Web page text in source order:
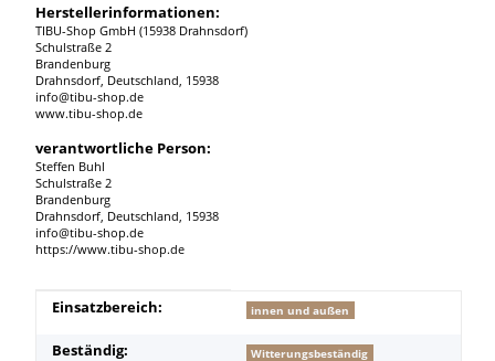
Herstellerinformationen:
TIBU-Shop GmbH (15938 Drahnsdorf)
Schulstraße 2
Brandenburg
Drahnsdorf, Deutschland, 15938
info@tibu-shop.de
www.tibu-shop.de
verantwortliche Person:
Steffen Buhl
Schulstraße 2
Brandenburg
Drahnsdorf, Deutschland, 15938
info@tibu-shop.de
https://www.tibu-shop.de
Produkteigenschaft
Wert
Einsatzbereich: innen und außen
Beständig: Witterungsbeständig